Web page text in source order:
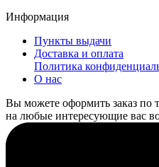
Информация
Пункты выдачи
Доставка и оплата
Политика
О нас
Вы можете оформить заказ по
на любые интересующие вас